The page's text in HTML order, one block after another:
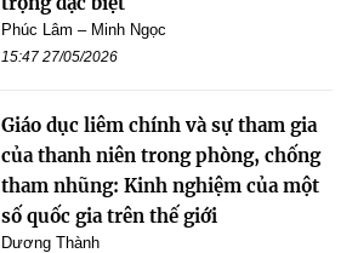
Phúc Lâm – Minh Ngọc
15:47 27/05/2026
Giáo dục liêm chính và sự tham gia
của thanh niên trong phòng, chống
tham nhũng: Kinh nghiệm của một
số quốc gia trên thế giới
Dương Thành